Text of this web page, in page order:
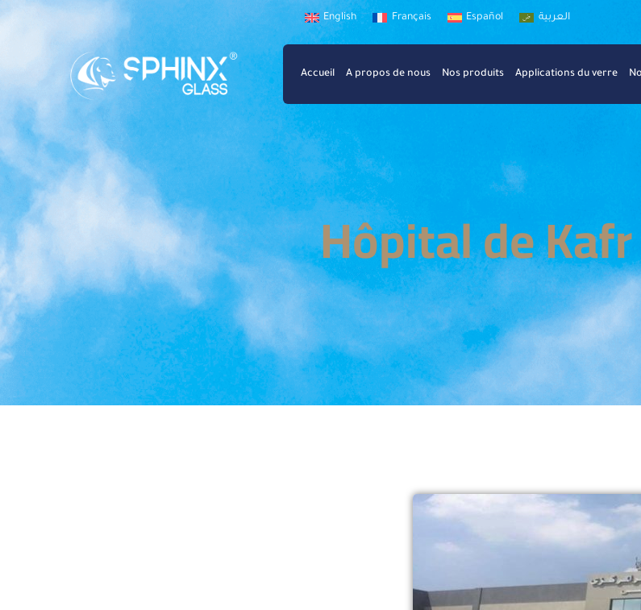
English Français Español العربية
Accueil A propos de nous Nos produits Applications du verre
Hôpital de